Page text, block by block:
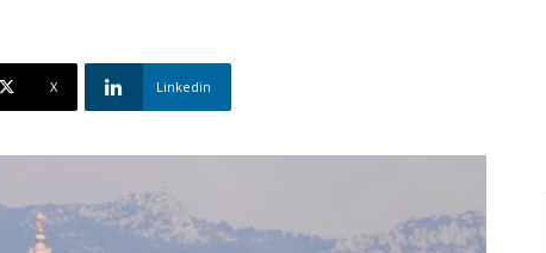
X Linkedin